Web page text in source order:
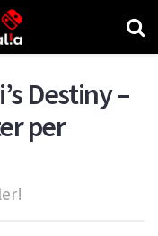
Destiny –
per